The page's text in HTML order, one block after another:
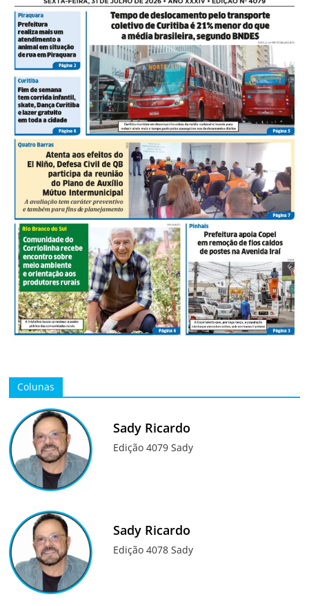
Colunas
Sady Ricardo
Edição 4079 Sady
Sady Ricardo
Edição 4078 Sady